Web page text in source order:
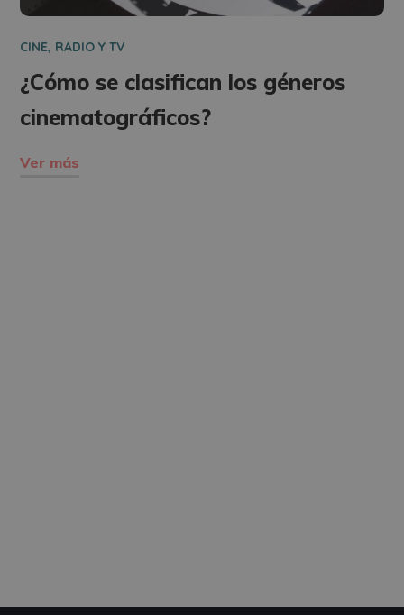
CINE, RADIO Y TV
¿Cómo se clasifican los géneros
cinematográficos?
Ver más